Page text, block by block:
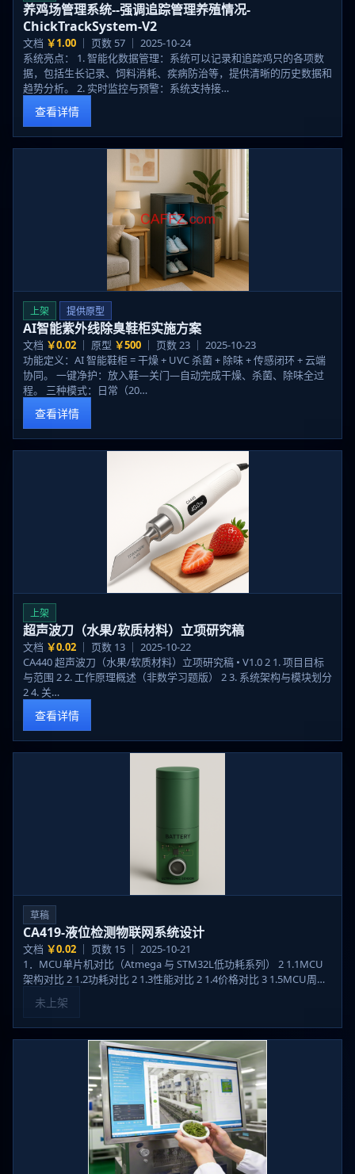
养鸡场管理系统--强调追踪管理养殖情况-
ChickTrackSystem-V2
文档 ￥1.00 ｜ 页数 57 ｜ 2025-10-24
系统亮点： 1. 智能化数据管理：系统可以记录和追踪鸡只的各项数
据，包括生长记录、饲料消耗、疾病防治等，提供清晰的历史数据和
趋势分析。 2. 实时监控与预警：系统支持接…
查看详情
上架 提供原型
AI智能紫外线除臭鞋柜实施方案
文档 ￥0.02 ｜ 原型 ￥500 ｜ 页数 23 ｜ 2025-10-23
功能定义：AI 智能鞋柜 = 干燥 + UVC 杀菌 + 除味 + 传感闭环 + 云端
协同。 一键净护：放入鞋—关门—自动完成干燥、杀菌、除味全过
程。 三种模式：日常（20…
查看详情
上架
超声波刀（水果/软质材料）立项研究稿
文档 ￥0.02 ｜ 页数 13 ｜ 2025-10-22
CA440 超声波刀（水果/软质材料）立项研究稿 • V1.0 2 1. 项目目标
与范围 2 2. 工作原理概述（非数学习题版） 2 3. 系统架构与模块划分
2 4. 关…
查看详情
草稿
CA419-液位检测物联网系统设计
文档 ￥0.02 ｜ 页数 15 ｜ 2025-10-21
1．MCU单片机对比（Atmega 与 STM32L低功耗系列） 2 1.1MCU
架构对比 2 1.2功耗对比 2 1.3性能对比 2 1.4价格对比 3 1.5MCU周…
未上架